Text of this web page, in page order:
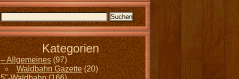
Kategorien
– Allgemeines(97)
Waldbahn Gazette(20)